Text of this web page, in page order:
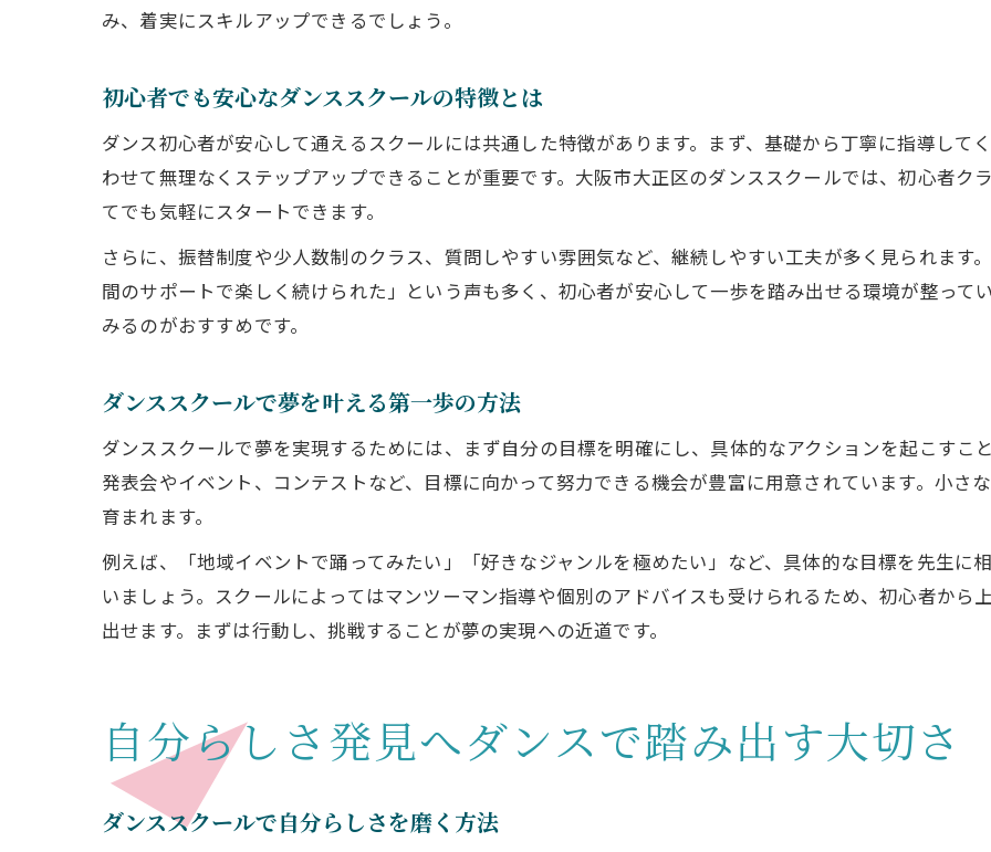
仲間と一緒に成長するダンススクール体験
み、着実にスキルアップできるでしょう。
初心者でも安心なダンススクールの特徴とは
ダンス初心者が安心して通えるスクールには共通した特徴があります。まず、基礎から丁寧に指導して
わせて無理なくステップアップできることが重要です。大阪市大正区のダンススクールでは、初心者ク
てでも気軽にスタートできます。
さらに、振替制度や少人数制のクラス、質問しやすい雰囲気など、継続しやすい工夫が多く見られます
間のサポートで楽しく続けられた」という声も多く、初心者が安心して一歩を踏み出せる環境が整って
みるのがおすすめです。
ダンススクールで夢を叶える第一歩の方法
ダンススクールで夢を実現するためには、まず自分の目標を明確にし、具体的なアクションを起こすこ
発表会やイベント、コンテストなど、目標に向かって努力できる機会が豊富に用意されています。小さ
育まれます。
例えば、「地域イベントで踊ってみたい」「好きなジャンルを極めたい」など、具体的な目標を先生に
いましょう。スクールによってはマンツーマン指導や個別のアドバイスも受けられるため、初心者から
出せます。まずは行動し、挑戦することが夢の実現への近道です。
自分らしさ発見へダンスで踏み出す大切さ
ダンススクールで自分らしさを磨く方法